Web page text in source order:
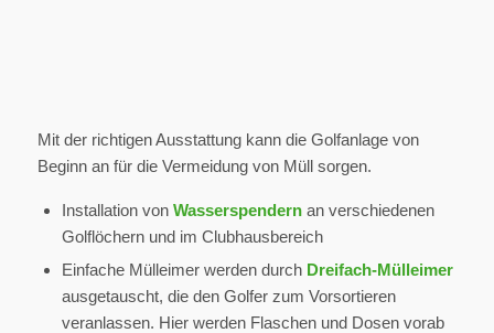
Mit der richtigen Ausstattung kann die Golfanlage von
Beginn an für die Vermeidung von Müll sorgen.
Installation von Wasserspendernan verschiedenen
Golflöchern und im Clubhausbereich
Einfache Mülleimer werden durch Dreifach-Mülleimer
ausgetauscht, die den Golfer zum Vorsortieren
veranlassen. Hier werden Flaschen und Dosen vorab